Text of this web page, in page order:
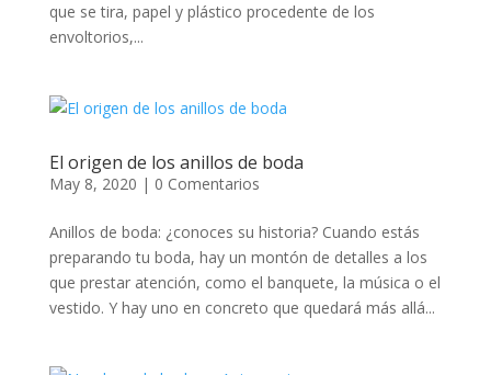
que se tira, papel y plástico procedente de los
envoltorios,...
El origen de los anillos de boda
May 8, 2020 | 0 Comentarios
Anillos de boda: ¿conoces su historia? Cuando estás
preparando tu boda, hay un montón de detalles a los
que prestar atención, como el banquete, la música o el
vestido. Y hay uno en concreto que quedará más allá...